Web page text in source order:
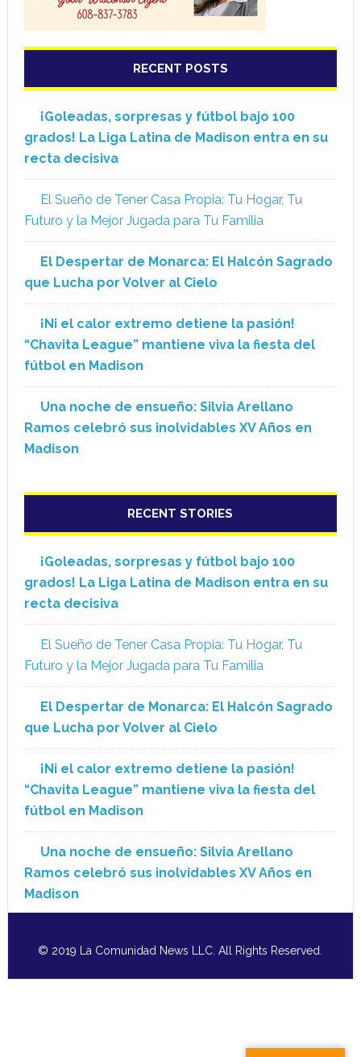
RECENT POSTS
¡Goleadas, sorpresas y fútbol bajo 100
grados! La Liga Latina de Madison entra en su
recta decisiva
El Sueño de Tener Casa Propia: Tu Hogar, Tu
Futuro y la Mejor Jugada para Tu Familia
El Despertar de Monarca: El Halcón Sagrado
que Lucha por Volver al Cielo
¡Ni el calor extremo detiene la pasión!
“Chavita League” mantiene viva la fiesta del
fútbol en Madison
Una noche de ensueño: Silvia Arellano
Ramos celebró sus inolvidables XV Años en
Madison
RECENT STORIES
¡Goleadas, sorpresas y fútbol bajo 100
grados! La Liga Latina de Madison entra en su
recta decisiva
El Sueño de Tener Casa Propia: Tu Hogar, Tu
Futuro y la Mejor Jugada para Tu Familia
El Despertar de Monarca: El Halcón Sagrado
que Lucha por Volver al Cielo
¡Ni el calor extremo detiene la pasión!
“Chavita League” mantiene viva la fiesta del
fútbol en Madison
Una noche de ensueño: Silvia Arellano
Ramos celebró sus inolvidables XV Años en
Madison
© 2019 La Comunidad News LLC. All Rights Reserved.